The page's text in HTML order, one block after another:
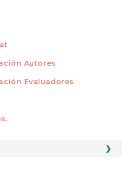
Autores
Evaluadores